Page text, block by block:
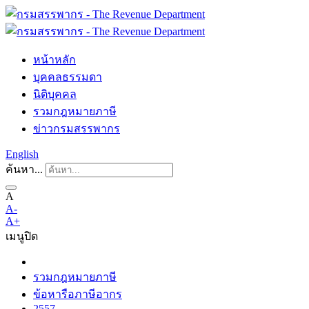
หน้าหลัก
บุคคลธรรมดา
นิติบุคคล
รวมกฎหมายภาษี
ข่าวกรมสรรพากร
English
ค้นหา...
A
A-
A+
เมนูปิด
รวมกฎหมายภาษี
ข้อหารือภาษีอากร